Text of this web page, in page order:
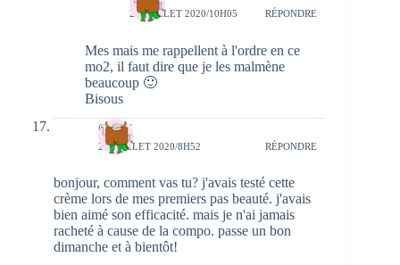
27 JUILLET 2020/10H05 RÉPONDRE
Mes mais me rappellent à l'ordre en ce
mo2, il faut dire que je les malmène
beaucoup 🙂
Bisous
carfax
26 JUILLET 2020/8H52 RÉPONDRE
bonjour, comment vas tu? j'avais testé cette
crème lors de mes premiers pas beauté. j'avais
bien aimé son efficacité. mais je n'ai jamais
racheté à cause de la compo. passe un bon
dimanche et à bientôt!